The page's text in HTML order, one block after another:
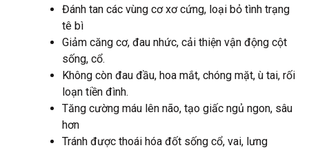
Đánh tan các vùng cơ xơ cứng, loại bỏ tình trạng
tê bì
Giảm căng cơ, đau nhức, cải thiện vận động cột
sống, cổ.
Không còn đau đầu, hoa mắt, chóng mặt, ù tai, rối
loạn tiền đình.
Tăng cường máu lên não, tạo giấc ngủ ngon, sâu
hơn
Tránh được thoái hóa đốt sống cổ, vai, lưng